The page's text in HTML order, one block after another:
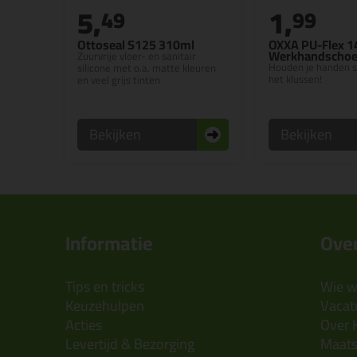
Ottoseal S125 310ml
Zuurvrije vloer- en sanitair
5,49
OXXA PU-Flex
Houden je handen
1,99
Informatie
Tips en tricks
Keuzehulpen
Acties
Levertijd & Bezorging
Wie
Over